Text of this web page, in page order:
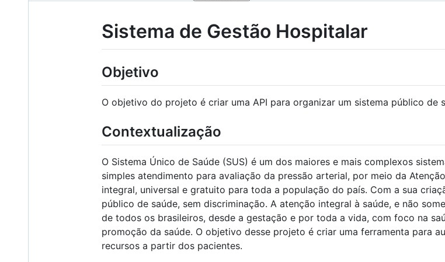
Sistema de Gestão Hospitalar
Objetivo
O objetivo do projeto é criar uma API para organizar um sistema público de
Contextualização
O Sistema Único de Saúde (SUS) é um dos maiores e mais complexos
simples atendimento para avaliação da pressão arterial, por meio da
integral, universal e gratuito para toda a população do país. Com a sua
público de saúde, sem discriminação. A atenção integral à saúde, e não
de todos os brasileiros, desde a gestação e por toda a vida, com foco na
promoção da saúde. O objetivo desse projeto é criar uma ferramenta para
recursos a partir dos pacientes.